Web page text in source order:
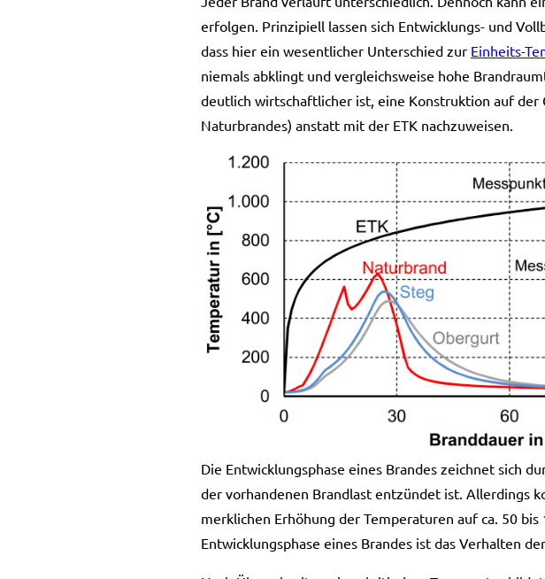
erfolgen. Prinzipiell lassen sich Entwicklungs- und
dass hier ein wesentlicher Unterschied zur Einheits-
niemals abklingt und vergleichsweise hohe
deutlich wirtschaftlicher ist, eine Konstruktion auf der
Naturbrandes) anstatt mit der ETK nachzuweisen.
Die Entwicklungsphase eines Brandes zeichnet sich
der vorhandenen Brandlast entzündet ist. Allerdings
merklichen Erhöhung der Temperaturen auf ca. 50
Entwicklungsphase eines Brandes ist das Verhalten